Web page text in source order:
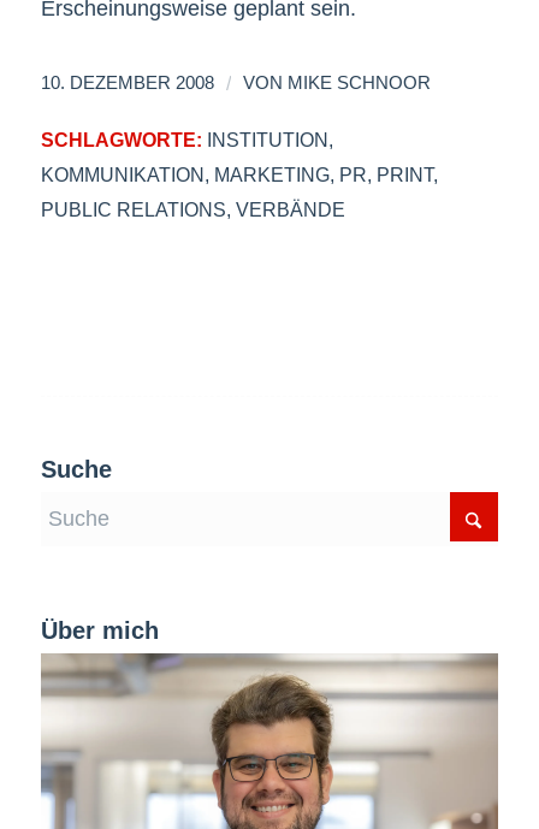
Erscheinungsweise geplant sein.
10. DEZEMBER 2008 / VON MIKE SCHNOOR
SCHLAGWORTE: INSTITUTION,
KOMMUNIKATION, MARKETING, PR, PRINT,
PUBLIC RELATIONS, VERBÄNDE
Suche
Über mich